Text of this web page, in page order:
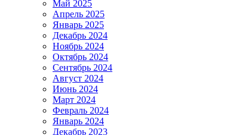
Май 2025
Апрель 2025
Январь 2025
Декабрь 2024
Ноябрь 2024
Октябрь 2024
Сентябрь 2024
Август 2024
Июнь 2024
Март 2024
Февраль 2024
Январь 2024
Декабрь 2023